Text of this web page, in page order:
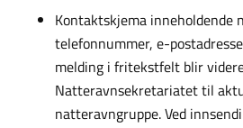
Kontaktskjema inneholdende
telefonnummer, e-
melding i fritekstfelt blir
Natteravnsekretariatet til
natteravngruppe. Ved